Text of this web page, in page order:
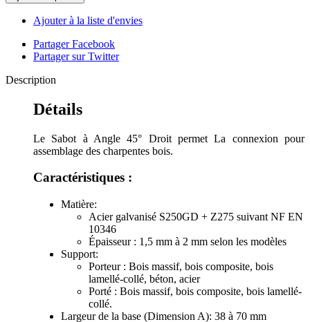
Ajouter à la liste d'envies
Partager Facebook
Partager sur Twitter
Description
Détails
Le Sabot à Angle 45° Droit permet La connexion pour
assemblage des charpentes bois.
Caractéristiques :
Matière:
Acier galvanisé S250GD + Z275 suivant NF EN
10346
Épaisseur : 1,5 mm à 2 mm selon les modèles
Support:
Porteur : Bois massif, bois composite, bois
lamellé-collé, béton, acier
Porté : Bois massif, bois composite, bois lamellé-
collé.
Largeur de la base (Dimension A): 38 à 70 mm